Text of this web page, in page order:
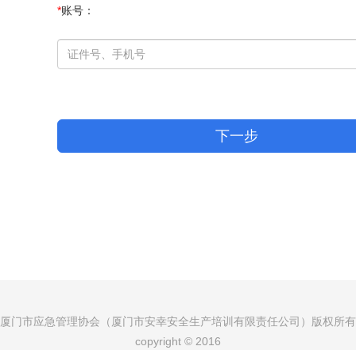
*账号：
下一步
厦门市应急管理协会（厦门市安幸安全生产培训有限责任公司）版权所有
copyright © 2016